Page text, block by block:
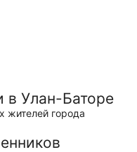
в Улан-Баторе
жителей города